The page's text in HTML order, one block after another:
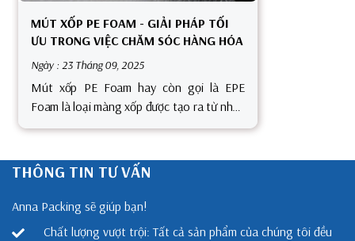
MÚT XỐP PE FOAM - GIẢI PHÁP TỐI
ƯU TRONG VIỆC CHĂM SÓC HÀNG HÓA
Ngày : 23 Tháng 09, 2025
Mút xốp PE Foam hay còn gọi là EPE
Foam là loại màng xốp được tạo ra từ nhựa
Polyethylene (PE) và khí gas nguyên sinh
như đóng gói hàng điện tử, đóng gói nông
THÔNG TIN TƯ VẤN
Anna Packing sẽ giúp bạn!
Chất lượng vượt trội: Tất cả sản phẩm của chúng tôi đều